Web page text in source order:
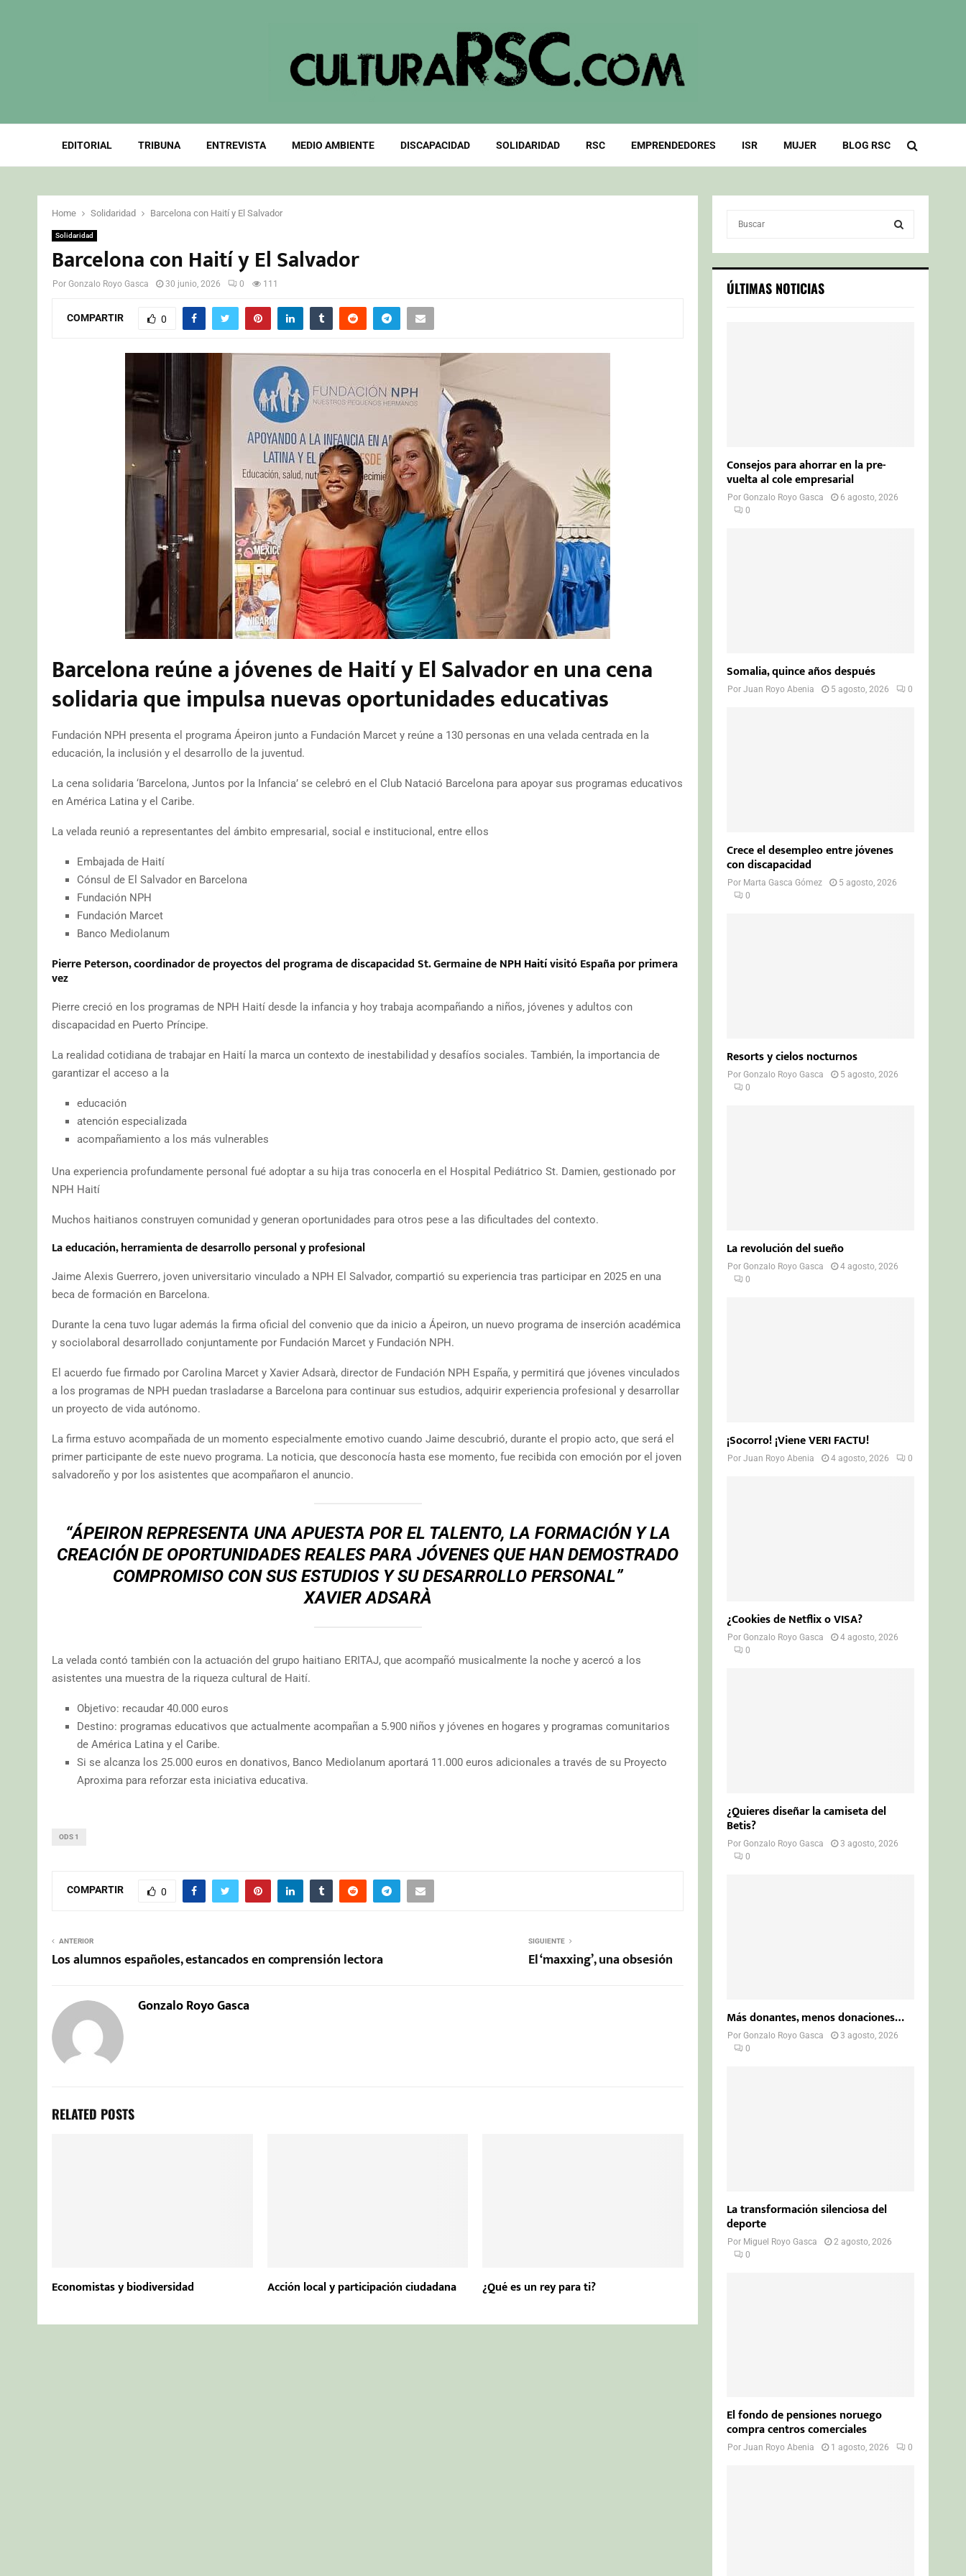
EDITORIAL TRIBUNA ENTREVISTA MEDIO AMBIENTE DISCAPACIDAD SOLIDARIDAD RSC EMPRENDEDORES ISR MUJER BLOG RSC
Home Solidaridad Barcelona con Haití y El Salvador
Solidaridad
Barcelona con Haití y El Salvador
Por Gonzalo Royo Gasca 30 junio, 2026 0 111
COMPARTIR 0
Barcelona reúne a jóvenes de Haití y El Salvador en una cena
solidaria que impulsa nuevas oportunidades educativas
Fundación NPH presenta el programa Ápeiron junto a Fundación Marcet y reúne a 130 personas en una velada centrada en la
educación, la inclusión y el desarrollo de la juventud.
La cena solidaria ‘Barcelona, Juntos por la Infancia’ se celebró en el Club Natació Barcelona para apoyar sus programas educativos
en América Latina y el Caribe.
La velada reunió a representantes del ámbito empresarial, social e institucional, entre ellos
Embajada de Haití
Cónsul de El Salvador en Barcelona
Fundación NPH
Fundación Marcet
Banco Mediolanum
Pierre Peterson, coordinador de proyectos del programa de discapacidad St. Germaine deNPH Haitívisitó España por primera
vez
Pierre creció en los programas de NPH Haití desde la infancia y hoy trabaja acompañando a niños, jóvenes y adultos con
discapacidad en Puerto Príncipe.
La realidad cotidiana de trabajar en Haití la marca un contexto de inestabilidad y desafíos sociales. También, la importancia de
garantizar el acceso a la
educación
atención especializada
acompañamiento a los más vulnerables
Una experiencia profundamente personal fué adoptar a su hija tras conocerla en el Hospital Pediátrico St. Damien, gestionado por
NPH Haití
Muchos haitianos construyen comunidad y generan oportunidades para otros pese a las dificultades del contexto.
La educación, herramienta de desarrollo personal y profesional
Jaime Alexis Guerrero, joven universitario vinculado a NPH El Salvador, compartió su experiencia tras participar en 2025 en una
beca de formación en Barcelona.
Durante la cena tuvo lugar además la firma oficial del convenio que da inicio a Ápeiron, un nuevo programa de inserción académica
y sociolaboral desarrollado conjuntamente por Fundación Marcet y Fundación NPH.
El acuerdo fue firmado por Carolina Marcet y Xavier Adsarà, director de Fundación NPH España, y permitirá que jóvenes vinculados
a los programas de NPH puedan trasladarse a Barcelona para continuar sus estudios, adquirir experiencia profesional y desarrollar
un proyecto de vida autónomo.
La firma estuvo acompañada de un momento especialmente emotivo cuando Jaime descubrió, durante el propio acto, que será el
primer participante de este nuevo programa. La noticia, que desconocía hasta ese momento, fue recibida con emoción por el joven
salvadoreño y por los asistentes que acompañaron el anuncio.
“ÁPEIRON REPRESENTA UNA APUESTA POR EL TALENTO, LA FORMACIÓN Y LA
CREACIÓN DE OPORTUNIDADES REALES PARA JÓVENES QUE HAN DEMOSTRADO
COMPROMISO CON SUS ESTUDIOS Y SU DESARROLLO PERSONAL”
XAVIER ADSARÀ
La velada contó también con la actuación del grupo haitiano ERITAJ, que acompañó musicalmente la noche y acercó a los
asistentes una muestra de la riqueza cultural de Haití.
Objetivo: recaudar 40.000 euros
Destino: programas educativos que actualmente acompañan a 5.900 niños y jóvenes en hogares y programas comunitarios
de América Latina y el Caribe.
Si se alcanza los 25.000 euros en donativos, Banco Mediolanum aportará 11.000 euros adicionales a través de su Proyecto
Aproxima para reforzar esta iniciativa educativa.
ODS 1
COMPARTIR 0
ANTERIOR
Los alumnos españoles, estancados en comprensión lectora
SIGUIENTE
El ‘maxxing’, una obsesión
Gonzalo Royo Gasca
RELATED POSTS
Economistas y biodiversidad Acción local y participación ciudadana ¿Qué es un rey para ti?
c
h
S
ÚLTIMAS NOTICIAS
Consejos para ahorrar en la pre-
vuelta al cole empresarial
PorGonzalo Royo Gasca
6 agosto, 2026
0
Somalia, quince años después
PorJuan Royo Abenia 5 agosto, 2026 0
Crece el desempleo entre jóvenes
con discapacidad
Por Marta Gasca Gómez
5 agosto, 2026
0
Resorts y cielos nocturnos
PorGonzalo Royo Gasca
5 agosto, 2026
0
La revolución del sueño
PorGonzalo Royo Gasca
4 agosto, 2026
0
¡Socorro! ¡Viene VERI FACTU!
PorJuan Royo Abenia 4 agosto, 2026 0
¿Cookies de Netflix o VISA?
PorGonzalo Royo Gasca
4 agosto, 2026
0
¿Quieres diseñar la camiseta del
Betis?
PorGonzalo Royo Gasca
3 agosto, 2026
0
Más donantes, menos donaciones…
PorGonzalo Royo Gasca
3 agosto, 2026
0
La transformación silenciosa del
deporte
Por Miguel Royo Gasca
2 agosto, 2026
0
El fondo de pensiones noruego
compra centros comerciales
PorJuan Royo Abenia 1 agosto, 2026 0